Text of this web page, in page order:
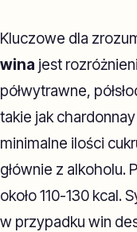
Kluczowe dla
wina jest
półwytrawne,
takie jak
minimalne ilości
głównie z alkoholu.
około 110-130 kcal.
w przypadku win